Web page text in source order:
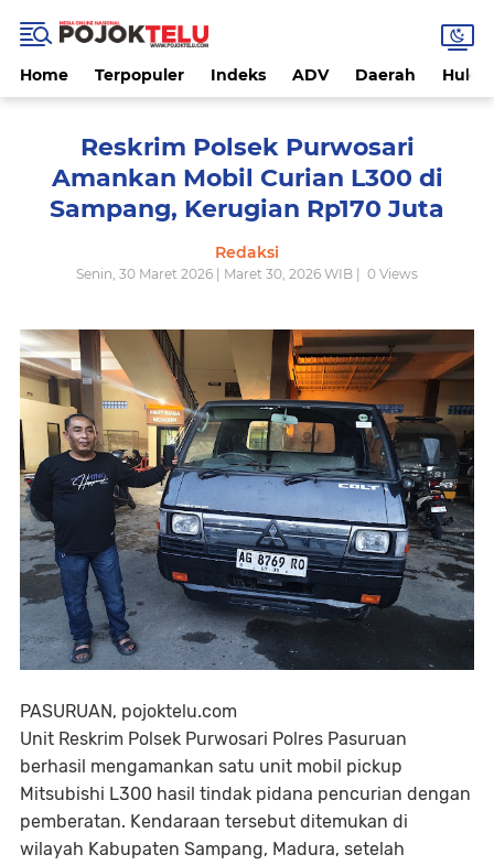
Home Terpopuler Indeks ADV Daerah
Reskrim Polsek Purwosari
Amankan Mobil Curian L300 di
Sampang, Kerugian Rp170 Juta
Redaksi
Senin, 30 Maret 2026 | Maret 30, 2026 WIB | 0 Views
PASURUAN, pojoktelu.com
Unit Reskrim Polsek Purwosari Polres Pasuruan
berhasil mengamankan satu unit mobil pickup
Mitsubishi L300 hasil tindak pidana pencurian dengan
pemberatan. Kendaraan tersebut ditemukan di
wilayah Kabupaten Sampang, Madura, setelah